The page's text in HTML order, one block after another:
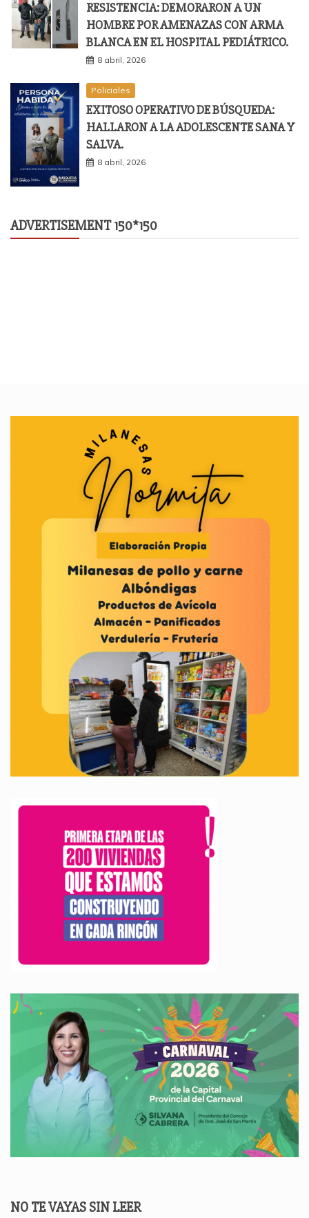
RESISTENCIA: DEMORARON A UN
HOMBRE POR AMENAZAS CON ARMA
BLANCA EN EL HOSPITAL PEDIÁTRICO.
8 abril, 2026
Policiales
EXITOSO OPERATIVO DE BÚSQUEDA:
HALLARON A LA ADOLESCENTE SANA Y
SALVA.
8 abril, 2026
ADVERTISEMENT 150*150
NO TE VAYAS SIN LEER